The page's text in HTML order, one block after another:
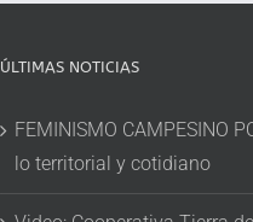
ÚLTIMAS NOTICIAS
FEMINISMO CAMPESINO
lo territorial y cotidiano